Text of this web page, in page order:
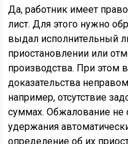
Да, работник имеет
лист. Для этого нужно
выдал исполнительный
приостановлении или
производства. При этом
доказательства
например, отсутствие
суммах. Обжалование не
удержания
определение об их